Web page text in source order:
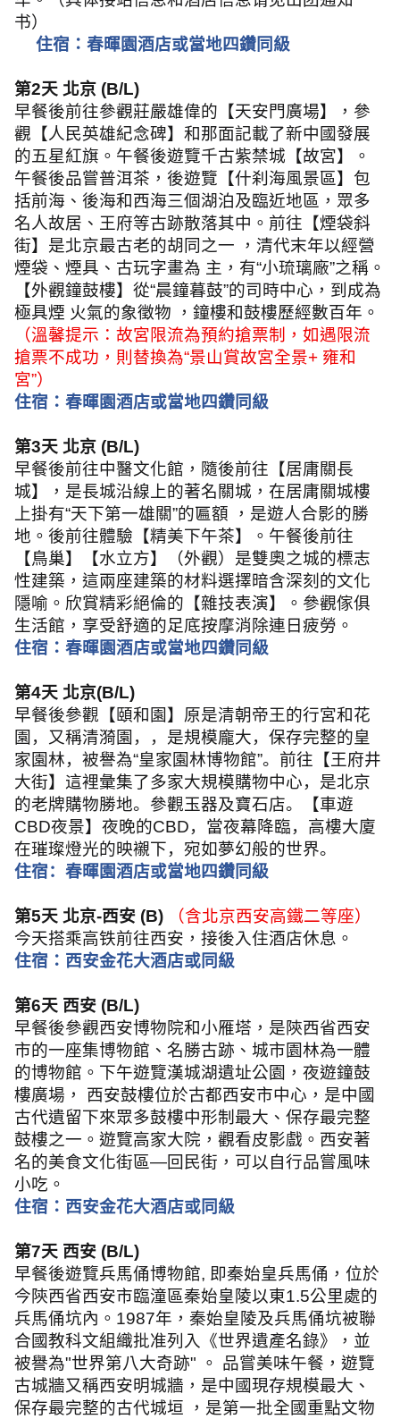
书）
住宿：春暉園酒店或當地四鑽同級
第2天 北京 (B/L)
早餐後前往參觀莊嚴雄偉的【天安門廣場】，參
觀【人民英雄紀念碑】和那面記載了新中國發展
的五星紅旗。午餐後遊覽千古紫禁城【故宮】。
午餐後品嘗普洱茶，後遊覽【什刹海風景區】包
括前海、後海和西海三個湖泊及臨近地區，眾多
名人故居、王府等古跡散落其中。前往【煙袋斜
街】是北京最古老的胡同之一 ，清代末年以經營
煙袋、煙具、古玩字畫為 主，有“小琉璃廠”之稱。
【外觀鐘鼓樓】從“晨鐘暮鼓”的司時中心，到成為
極具煙 火氣的象徵物 ，鐘樓和鼓樓歷經數百年。
（溫馨提示：故宮限流為預約搶票制，如遇限流
搶票不成功，則替換為“景山賞故宮全景+ 雍和
宮”）
住宿：春暉園酒店或當地四鑽同級
第3天 北京 (B/L)
早餐後前往中醫文化館，隨後前往【居庸關長
城】，是長城沿線上的著名關城，在居庸關城樓
上掛有“天下第一雄關”的匾額 ，是遊人合影的勝
地。後前往體驗【精美下午茶】。午餐後前往
【鳥巢】【水立方】（外觀）是雙奧之城的標志
性建築，這兩座建築的材料選擇暗含深刻的文化
隱喻。欣賞精彩絕倫的【雜技表演】。參觀傢俱
生活館，享受舒適的足底按摩消除連日疲勞。
住宿：春暉園酒店或當地四鑽同級
第4天 北京(B/L)
早餐後參觀【頤和園】原是清朝帝王的行宮和花
園，又稱清漪園，，是規模龐大，保存完整的皇
家園林，被譽為“皇家園林博物館”。前往【王府井
大街】這裡彙集了多家大規模購物中心，是北京
的老牌購物勝地。參觀玉器及寶石店。【車遊
CBD夜景】夜晚的CBD，當夜幕降臨，高樓大廈
在璀璨燈光的映襯下，宛如夢幻般的世界。
住宿：春暉園酒店或當地四鑽同級
第5天 北京-西安 (B)
（含北京西安高鐵二等座）
今天搭乘高铁前往西安，接後入住酒店休息。
住宿：西安金花大酒店或同級
第6天 西安 (B/L)
早餐後參觀西安博物院和小雁塔，是陝西省西安
市的一座集博物館、名勝古跡、城市園林為一體
的博物館。下午遊覽漢城湖遺址公園，夜遊鐘鼓
樓廣場， 西安鼓樓位於古都西安市中心，是中國
古代遺留下來眾多鼓樓中形制最大、保存最完整
鼓樓之一。遊覽高家大院，觀看皮影戲。西安著
名的美食文化街區—回民街，可以自行品嘗風味
小吃。
住宿：西安金花大酒店或同級
第7天 西安 (B/L)
早餐後遊覽兵馬俑博物館, 即秦始皇兵馬俑，位於
今陝西省西安市臨潼區秦始皇陵以東1.5公里處的
兵馬俑坑內。 1987年，秦始皇陵及兵馬俑坑被聯
合國教科文組織批准列入《世界遺產名錄》，並
被譽為"世界第八大奇跡" 。 品嘗美味午餐，遊覽
古城牆又稱西安明城牆，是中國現存規模最大、
保存最完整的古代城垣 ，是第一批全國重點文物